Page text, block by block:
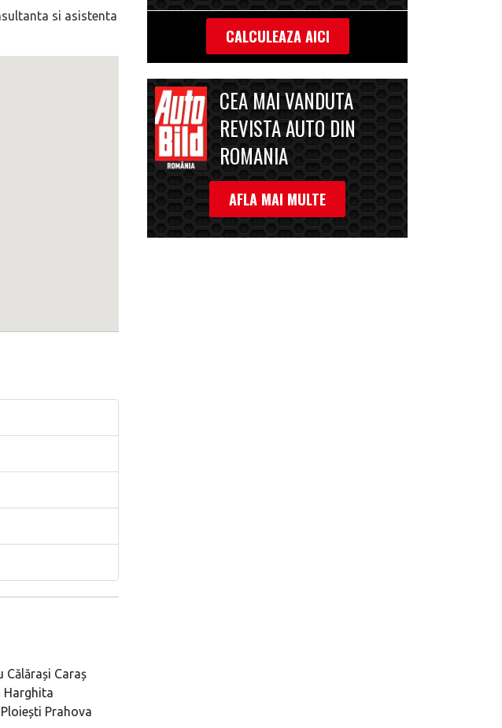
si asistenta
Călărași Caraș
Harghita
Ploiești Prahova
CALCULEAZA AICI
CEA MAI VANDUTA
REVISTA AUTO DIN
ROMANIA
AFLA MAI MULTE